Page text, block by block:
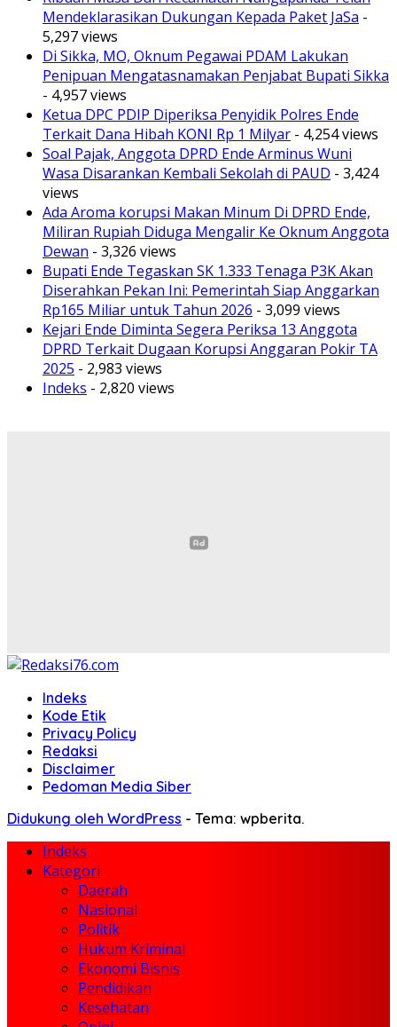
Mendeklarasikan Dukungan Kepada Paket JaSa -
5,297 views
Di Sikka, MO, Oknum Pegawai PDAM Lakukan
Penipuan Mengatasnamakan Penjabat Bupati Sikka
- 4,957 views
Ketua DPC PDIP Diperiksa Penyidik Polres Ende
Terkait Dana Hibah KONI Rp 1 Milyar - 4,254 views
Soal Pajak, Anggota DPRD Ende Arminus Wuni
Wasa Disarankan Kembali Sekolah di PAUD - 3,424
views
Ada Aroma korupsi Makan Minum Di DPRD Ende,
Miliran Rupiah Diduga Mengalir Ke Oknum Anggota
Dewan - 3,326 views
Bupati Ende Tegaskan SK 1.333 Tenaga P3K Akan
Diserahkan Pekan Ini: Pemerintah Siap Anggarkan
Rp165 Miliar untuk Tahun 2026 - 3,099 views
Kejari Ende Diminta Segera Periksa 13 Anggota
DPRD Terkait Dugaan Korupsi Anggaran Pokir TA
2025 - 2,983 views
Indeks - 2,820 views
Indeks
Kode Etik
Privacy Policy
Redaksi
Disclaimer
Pedoman Media Siber
Didukung oleh WordPress - Tema: wpberita.
Indeks
Kategori
Daerah
Nasional
Politik
Hukum Kriminal
Ekonomi Bisnis
Pendidikan
Kesehatan